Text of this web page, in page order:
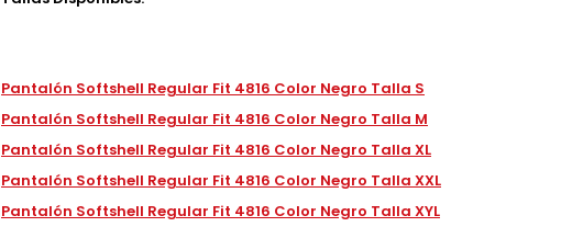
Pantalón Softshell Regular Fit 4816 Color Negro Talla S
Pantalón Softshell Regular Fit 4816 Color Negro Talla M
Pantalón Softshell Regular Fit 4816 Color Negro Talla XL
Pantalón Softshell Regular Fit 4816 Color Negro Talla XXL
Pantalón Softshell Regular Fit 4816 Color Negro Talla XYL